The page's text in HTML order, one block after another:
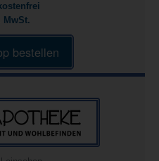
MwSt.
bestellen